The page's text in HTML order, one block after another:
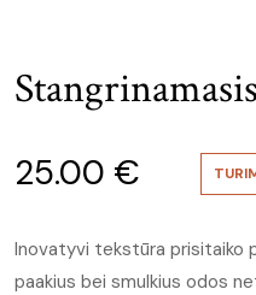
25.00 €
Inovatyvi tekstūra prisitaiko
paakius bei smulkius odos